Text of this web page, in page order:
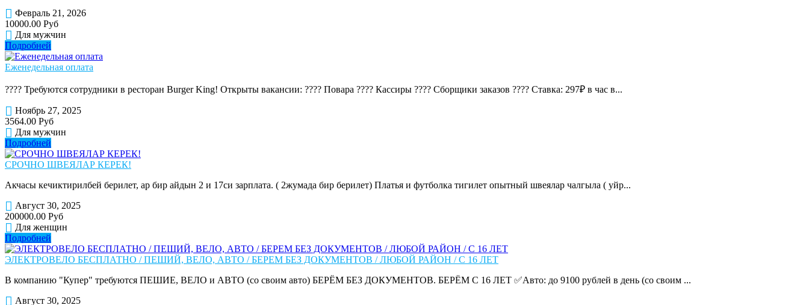
Февраль 21, 2026
10000.00 Руб
Для мужчин
Подробней
Еженедельная оплата
???? Требуются сотрудники в ресторан Burger King! Открыты вакансии: ???? Повара ???? Кассиры ???? Сборщики заказов ???? Ставка: 297₽ в час в...
Ноябрь 27, 2025
3564.00 Руб
Для мужчин
Подробней
СРОЧНО ШВЕЯЛАР КЕРЕК!
Акчасы кечиктирилбей берилет, ар бир айдын 2 и 17си зарплата. ( 2жумада бир берилет) Платья и футболка тигилет опытный швеялар чалгыла ( уйр...
Август 30, 2025
200000.00 Руб
Для женщин
Подробней
ЭЛЕКТРОВЕЛО БЕСПЛАТНО / ПЕШИЙ, ВЕЛО, АВТО / БЕРЕМ БЕЗ ДОКУМЕНТОВ / ЛЮБОЙ РАЙОН / С 16 ЛЕТ
В компанию "Купер" требуются ПЕШИЕ, ВЕЛО и АВТО (со своим авто) БЕРЁМ БЕЗ ДОКУМЕНТОВ. БЕРЁМ С 16 ЛЕТ ✅Авто: до 9100 рублей в день (со своим ...
Август 30, 2025